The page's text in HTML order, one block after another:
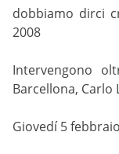
dobbiamo dirci
2008
Intervengono
Barcellona, Carlo
Giovedí 5